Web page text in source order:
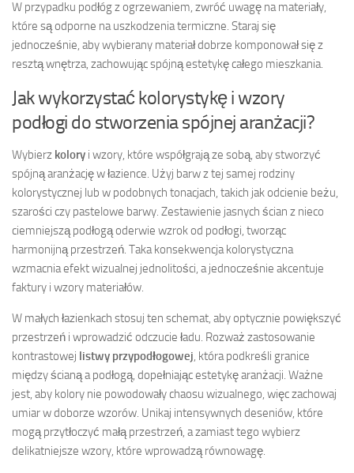
W przypadku podłóg z ogrzewaniem, zwróć uwagę na materiały,
które są odporne na uszkodzenia termiczne. Staraj się
jednocześnie, aby wybierany materiał dobrze komponował się z
resztą wnętrza, zachowując spójną estetykę całego mieszkania.
Jak wykorzystać kolorystykę i wzory
podłogi do stworzenia spójnej aranżacji?
Wybierz kolory i wzory, które współgrają ze sobą, aby stworzyć
spójną aranżację w łazience. Użyj barw z tej samej rodziny
kolorystycznej lub w podobnych tonacjach, takich jak odcienie beżu,
szarości czy pastelowe barwy. Zestawienie jasnych ścian z nieco
ciemniejszą podłogą oderwie wzrok od podłogi, tworząc
harmonijną przestrzeń. Taka konsekwencja kolorystyczna
wzmacnia efekt wizualnej jednolitości, a jednocześnie akcentuje
faktury i wzory materiałów.
W małych łazienkach stosuj ten schemat, aby optycznie powiększyć
przestrzeń i wprowadzić odczucie ładu. Rozważ zastosowanie
kontrastowej listwy przypodłogowej , która podkreśli granice
między ścianą a podłogą, dopełniając estetykę aranżacji. Ważne
jest, aby kolory nie powodowały chaosu wizualnego, więc zachowaj
umiar w doborze wzorów. Unikaj intensywnych deseniów, które
mogą przytłoczyć małą przestrzeń, a zamiast tego wybierz
delikatniejsze wzory, które wprowadzą równowagę.